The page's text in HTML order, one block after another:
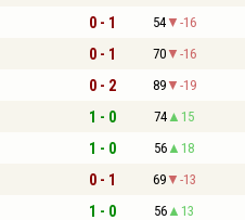
0 - 1 54 -16
0 - 1 70 -16
0 - 2 89 -19
1 - 0 74 15
1 - 0 56 18
0 - 1 69 -13
1 - 0 56 13